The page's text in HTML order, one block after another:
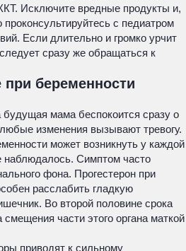
Исключите вредные продукты и,
с педиатром
Если длительно и громко урчит
сразу же обращаться к
при беременности
мама беспокоится сразу о
изменения вызывают тревогу.
может возникнуть у каждой
наблюдалось. Симптом часто
фона. Прогестерон при
расслабить гладкую
Во второй половине срока
части этого органа маткой
приводят к сильному